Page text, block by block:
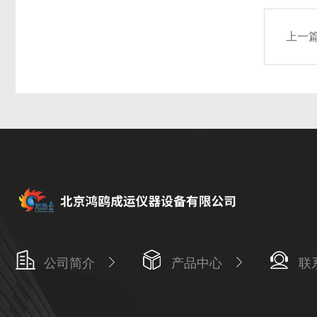
上一
公司简介 产品中心 联